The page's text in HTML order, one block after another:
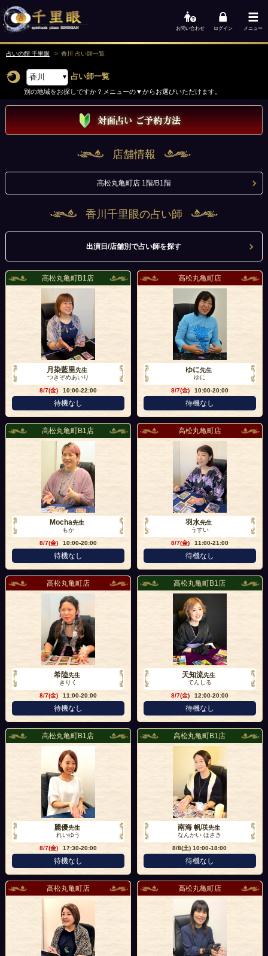
お問い合わせ ログイン メニュー
占いの館 千里眼 香川 占い師一覧
占い師一覧
別の地域をお探しですか？メニューの▼からお選びいただけます。
店舗情報
高松丸亀町店 1階/B1階
香川千里眼の占い師
出演日/店舗別で占い師を探す
高松丸亀町B1店
月染藍里先生
つきぞめあいり
8/7(金)
10:00-22:00
待機なし
高松丸亀町店
ゆに先生
ゆに
8/7(金)
10:00-20:00
待機なし
高松丸亀町B1店
Mocha先生
もか
8/7(金)
10:00-20:00
待機なし
高松丸亀町店
羽水先生
うすい
8/7(金)
11:00-21:00
待機なし
高松丸亀町店
希陸先生
きりく
8/7(金)
11:00-20:00
待機なし
高松丸亀町B1店
天知流先生
てんしる
8/7(金)
12:00-20:00
待機なし
高松丸亀町B1店
麗優先生
れいゆう
8/7(金)
17:30-20:00
待機なし
高松丸亀町B1店
南海 帆咲先生
なんかい ほさき
8/8(土)10:00-18:00
待機なし
高松丸亀町店 高松丸亀町店